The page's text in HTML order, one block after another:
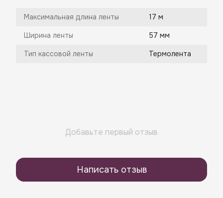
Максимальная длина ленты 17 м
Ширина ленты 57 мм
Тип кассовой ленты Термолента
Добавьте первый отзыв
Написать отзыв